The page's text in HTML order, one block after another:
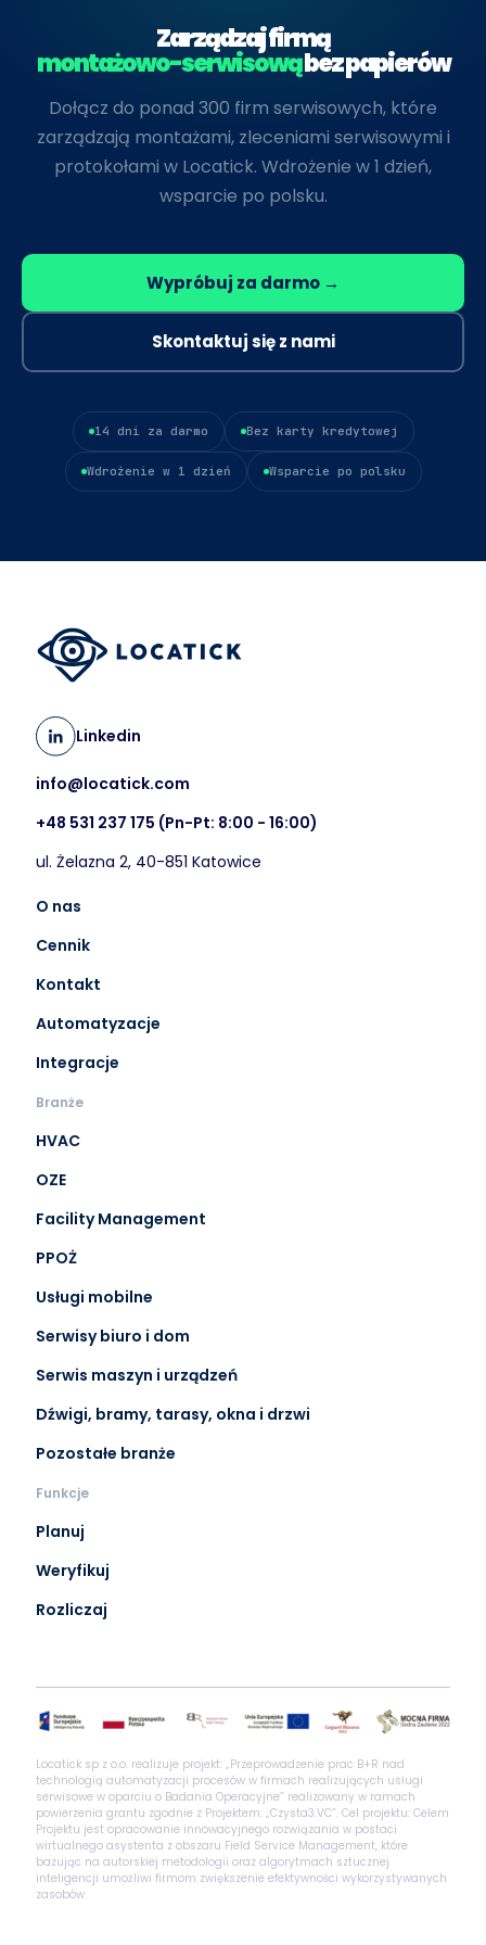
klientów, zlecenia w terenie i potrzeba
dokumentacji serwisowej.
komunikacja z klientami. Wdraża się w 1 dzień (nie
kilka miesięcy) i integruje się z istniejącym
systemem ERP przez API - uzupełniając go
zamiast zastępować.
Zarządzaj firmą
montażowo-serwisowąbez papierów
Dołącz do ponad 300 firm serwisowych, które
zarządzają montażami, zleceniami serwisowymi i
protokołami w Locatick. Wdrożenie w 1 dzień,
wsparcie po polsku.
Wypróbuj za darmo →
Skontaktuj się z nami
14 dni za darmo Bez karty kredytowej
Wdrożenie w 1 dzień Wsparcie po polsku
Linkedin
info@locatick.com
+48 531 237 175 (Pn-Pt: 8:00 - 16:00)
ul. Żelazna 2, 40-851 Katowice
O nas
Cennik
Kontakt
Automatyzacje
Integracje
Branże
HVAC
OZE
Facility Management
PPOŻ
Usługi mobilne
Serwisy biuro i dom
Serwis maszyn i urządzeń
Dźwigi, bramy, tarasy, okna i drzwi
Pozostałe branże
Funkcje
Planuj
Weryfikuj
Rozliczaj
Locatick sp z o.o. realizuje projekt: „Przeprowadzenie prac B+R nad
technologią automatyzacji procesów w firmach realizujących usługi
serwisowe w oparciu o Badania Operacyjne” realizowany w ramach
powierzenia grantu zgodnie z Projektem: „Czysta3.VC”. Cel projektu: Celem
Projektu jest opracowanie innowacyjnego rozwiązania w postaci
wirtualnego asystenta z obszaru Field Service Management, które
bazując na autorskiej metodologii oraz algorytmach sztucznej
inteligencji umożliwi firmom zwiększenie efektywności wykorzystywanych
zasobów.